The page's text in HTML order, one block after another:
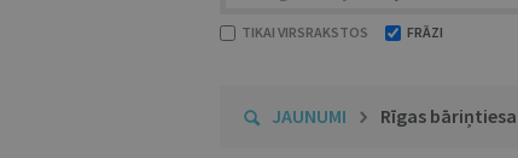
TIKAI VIRSRAKSTOS FRĀZI
JAUNUMI Rīgas bāriņtiesa